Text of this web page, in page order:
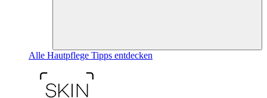
Alle Hautpflege Tipps entdecken